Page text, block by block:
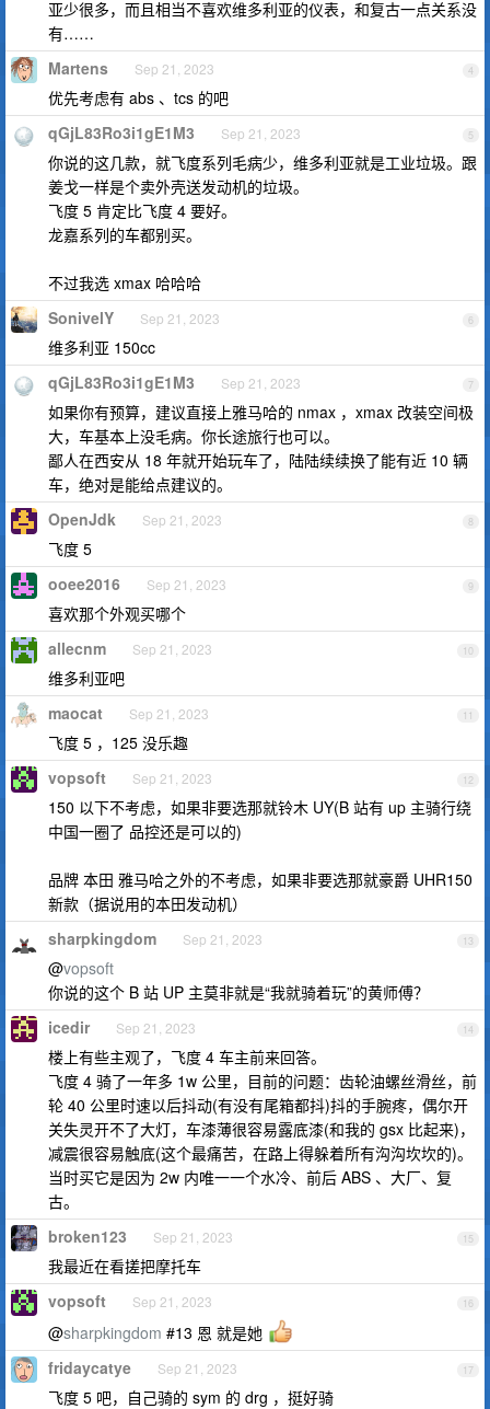
亚少很多，而且相当不喜欢维多利亚的仪表，和复古一点关系没
有……
4
Martens Sep 21, 2023
优先考虑有 abs 、tcs 的吧
5
qGjL83Ro3i1gE1M3 Sep 21, 2023
你说的这几款，就飞度系列毛病少，维多利亚就是工业垃圾。跟
姜戈一样是个卖外壳送发动机的垃圾。
飞度 5 肯定比飞度 4 要好。
龙嘉系列的车都别买。
不过我选 xmax 哈哈哈
6
SonivelY Sep 21, 2023
维多利亚 150cc
7
qGjL83Ro3i1gE1M3 Sep 21, 2023
如果你有预算，建议直接上雅马哈的 nmax ，xmax 改装空间极
大，车基本上没毛病。你长途旅行也可以。
鄙人在西安从 18 年就开始玩车了，陆陆续续换了能有近 10 辆
车，绝对是能给点建议的。
8
OpenJdk Sep 21, 2023
飞度 5
9
ooee2016 Sep 21, 2023
喜欢那个外观买哪个
10
allecnm Sep 21, 2023
维多利亚吧
11
maocat Sep 21, 2023
飞度 5 ，125 没乐趣
12
vopsoft Sep 21, 2023
150 以下不考虑，如果非要选那就铃木 UY(B 站有 up 主骑行绕
中国一圈了 品控还是可以的)
品牌 本田 雅马哈之外的不考虑，如果非要选那就豪爵 UHR150
新款（据说用的本田发动机）
13
sharpkingdom Sep 21, 2023
@vopsoft
你说的这个 B 站 UP 主莫非就是“我就骑着玩”的黄师傅？
14
icedir Sep 21, 2023
楼上有些主观了，飞度 4 车主前来回答。
飞度 4 骑了一年多 1w 公里，目前的问题：齿轮油螺丝滑丝，前
轮 40 公里时速以后抖动(有没有尾箱都抖)抖的手腕疼，偶尔开
关失灵开不了大灯，车漆薄很容易露底漆(和我的 gsx 比起来)，
减震很容易触底(这个最痛苦，在路上得躲着所有沟沟坎坎的)。
当时买它是因为 2w 内唯一一个水冷、前后 ABS 、大厂、复
古。
15
broken123 Sep 21, 2023
我最近在看搓把摩托车
16
vopsoft Sep 21, 2023
@sharpkingdom #13 恩 就是她
17
fridaycatye Sep 21, 2023
飞度 5 吧，自己骑的 sym 的 drg ，挺好骑